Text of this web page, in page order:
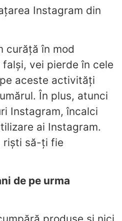
Instagram din
curăță în mod
vei pierde în cele
aceste activități
În plus, atunci
Instagram, încalci
ai Instagram.
riști să-ți fie
de pe urma